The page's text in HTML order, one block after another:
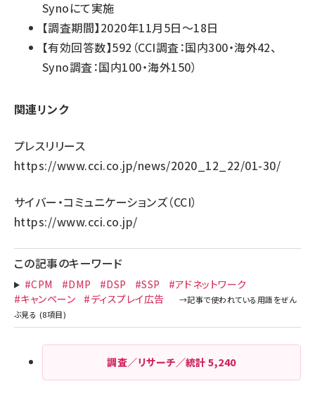
Synoにて実施
【調査期間】2020年11月5日～18日
【有効回答数】592（CCI調査：国内300・海外42、
Syno調査：国内100・海外150）
関連リンク
プレスリリース
https://www.cci.co.jp/news/2020_12_22/01-30/
サイバー・コミュニケーションズ（CCI）
https://www.cci.co.jp/
この記事のキーワード
#CPM #DMP #DSP #SSP
#アドネットワーク
#キャンペーン
#ディスプレイ広告
調査／リサーチ／統計5,240